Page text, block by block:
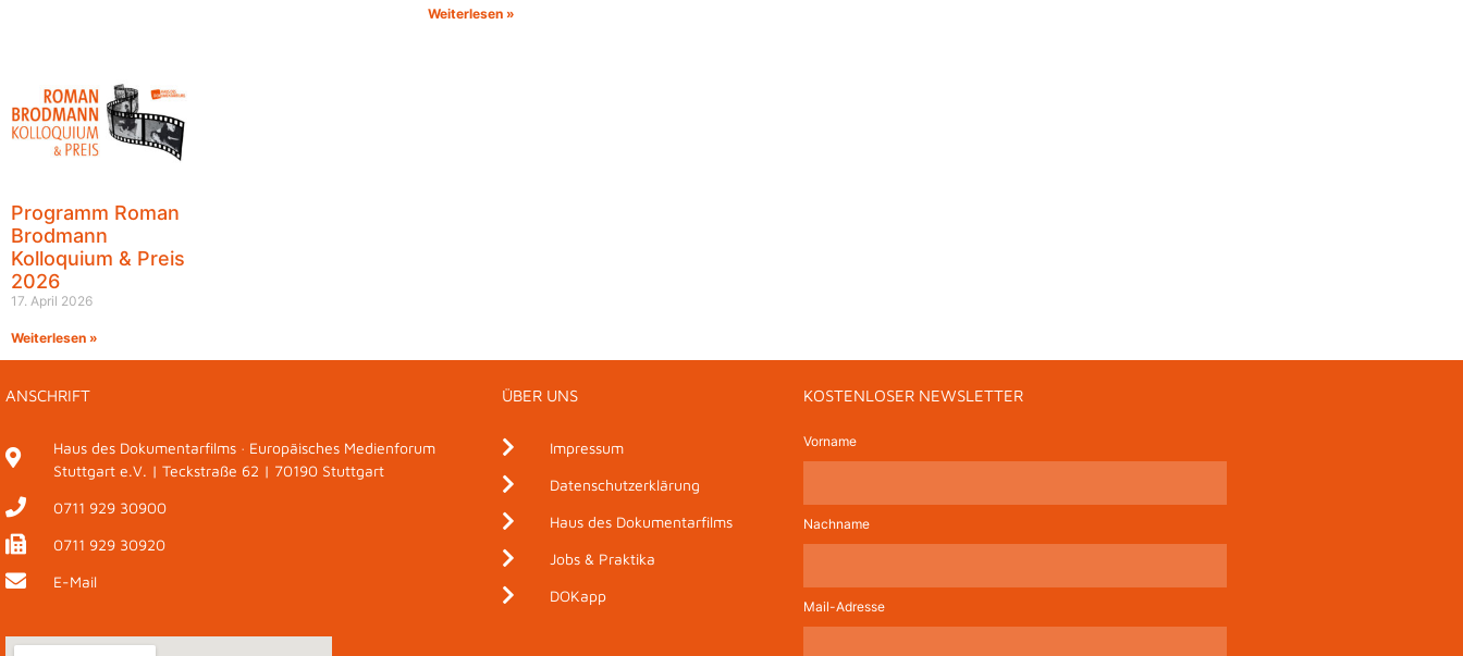
Weiterlesen »
Programm Roman
Brodmann
Kolloquium & Preis
2026
17. April 2026
Weiterlesen »
ANSCHRIFT
Haus des Dokumentarfilms · Europäisches Medienforum
Stuttgart e.V. | Teckstraße 62 | 70190 Stuttgart
0711 929 30900
0711 929 30920
E-Mail
ÜBER UNS
Impressum
Datenschutzerklärung
Haus des Dokumentarfilms
Jobs & Praktika
DOKapp
KOSTENLOSER NEWSLETTER
Vorname
Nachname
Mail-Adresse